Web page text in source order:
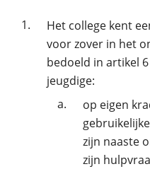
1.
Het college kent
voor zover in het
bedoeld in artikel
jeugdige:
a.
op eigen
zijn naaste
zijn